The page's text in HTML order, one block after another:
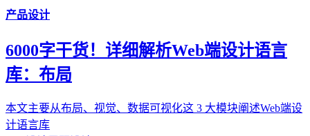
产品设计
6000字干货！详细解析Web端设计语言
库：布局
本文主要从布局、视觉、数据可视化这 3 大模块阐述Web端设
计语言库